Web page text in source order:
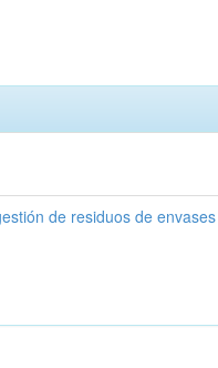
de residuos de envases